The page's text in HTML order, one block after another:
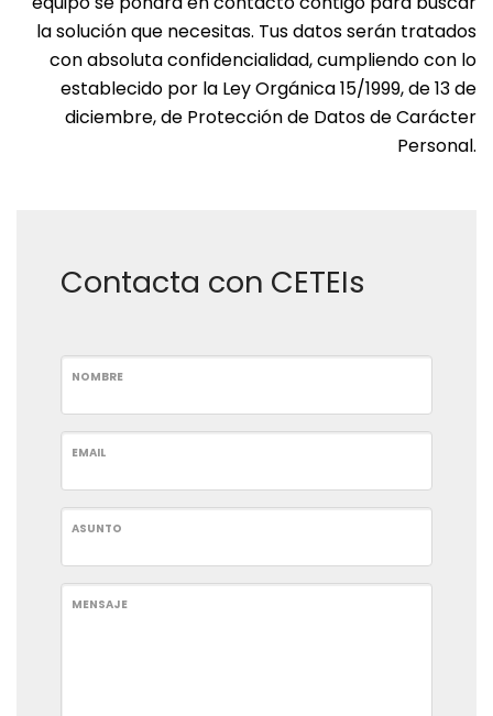
la solución que necesitas. Tus datos serán tratados
con absoluta confidencialidad, cumpliendo con lo
establecido por la Ley Orgánica 15/1999, de 13 de
diciembre, de Protección de Datos de Carácter
Personal.
Contacta con CETEIs
NOMBRE
EMAIL
ASUNTO
MENSAJE